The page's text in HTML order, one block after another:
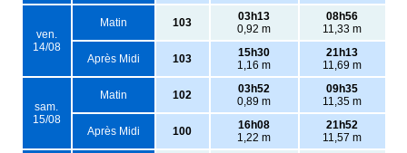
ven.
14/08
Matin 103
03h13
0,92 m
08h56
11,33 m
Après Midi 103
15h30
1,16 m
21h13
11,69 m
sam.
15/08
Matin 102
03h52
0,89 m
09h35
11,35 m
Après Midi 100
16h08
1,22 m
21h52
11,57 m